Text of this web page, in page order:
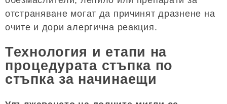
отстраняване могат да причинят дразнене на
очите и дори алергична реакция.
Технология и етапи на
процедурата стъпка по
стъпка за начинаещи